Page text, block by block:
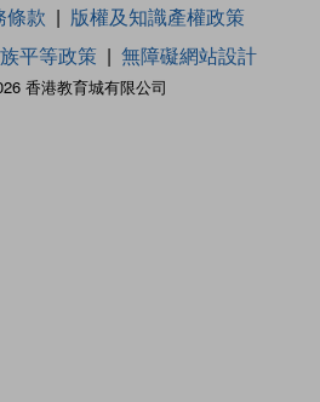
香港教育城有限公司
條款
版權及知識產權政策
平等政策 無障礙網站設計